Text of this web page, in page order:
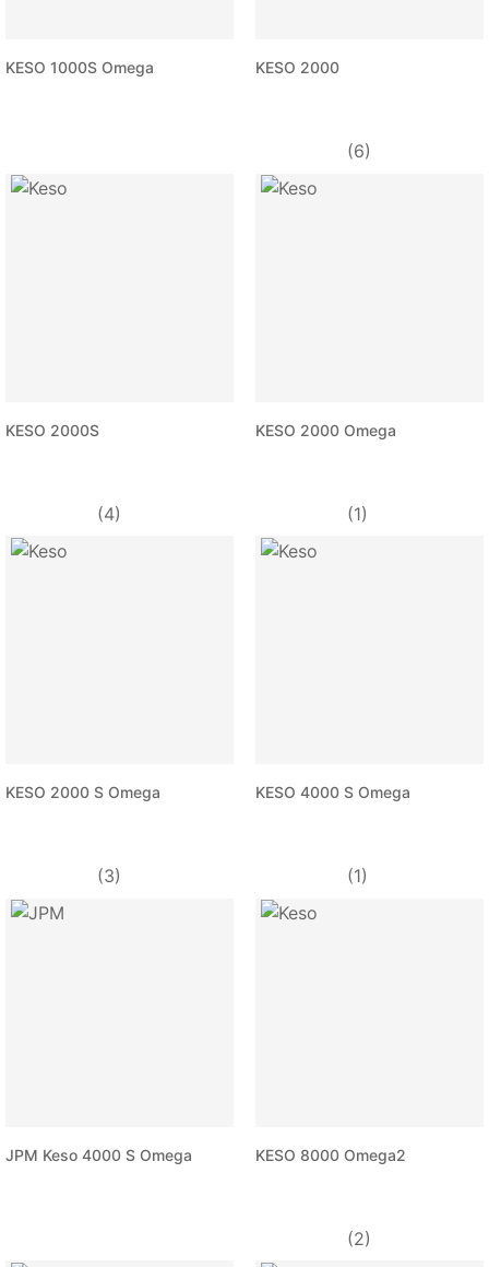
KESO 1000S Omega KESO 2000
(6)
KESO 2000S
(4)
KESO 2000 Omega
(1)
KESO 2000 S Omega
(3)
KESO 4000 S Omega
(1)
JPM Keso 4000 S Omega KESO 8000 Omega2
(2)